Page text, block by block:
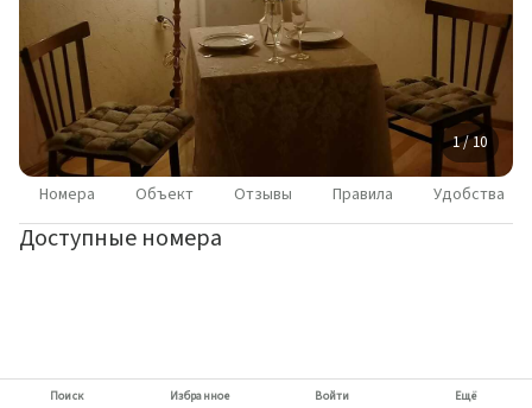
1 / 10
Номера Объект Отзывы Правила Удобства
Доступные номера
Поиск Избранное Войти Ещё